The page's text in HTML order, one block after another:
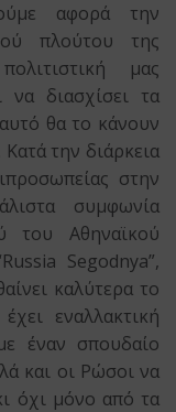
αφορά την
πλούτου της
μας
να διασχίσει τα
θα το κάνουν
την διάρκεια
στην
συμφωνία
του Αθηναϊκού
Segodnya”,
καλύτερα το
εναλλακτική
έναν σπουδαίο
και οι Ρώσοι να
όχι μόνο από τα